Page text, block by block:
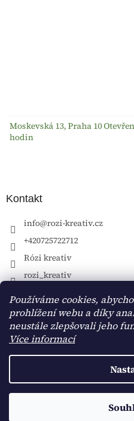
Používáme cookies,
prohlížení webu a díky
neustále zlepšovali jeho
Více informací
Moskevská 13, Praha 10
hodin
Kontakt
info@rozi-kreativ.cz
+420725722712
Rózi kreativ
rozi_kreativ
Rózi kreativ